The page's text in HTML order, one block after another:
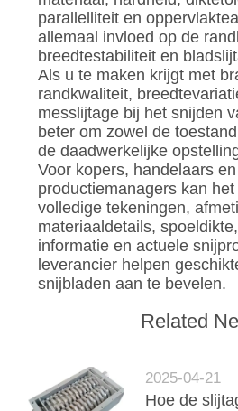
parallelliteit en
allemaal invloed op de
breedtestabiliteit en
Als u te maken krijgt met
randkwaliteit,
messlijtage bij het snijden
beter om zowel de
de daadwerkelijke
Voor kopers, handelaars en
productiemanagers kan
volledige tekeningen,
materiaaldetails,
informatie en actuele
leverancier helpen
snijbladen aan te bevelen.
Related
2025-04-21
Hoe de